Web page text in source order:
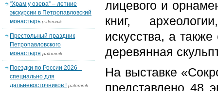
лицевого и
книг,
искусства, а
деревянная
На выставке
представлено 48
“Храм у озера” – летние
экскурсии в Петропавловский
монастырь palomnik
Престольный праздник
Петропавловского
монастыря palomnik
Поездки по России 2026 –
специально для
дальневосточников ! palomnik